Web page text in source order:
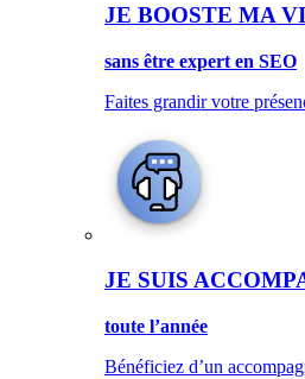
JE BOOSTE MA
sans être expert en SEO
Faites grandir votre
JE SUIS
toute l’année
Bénéficiez d’un